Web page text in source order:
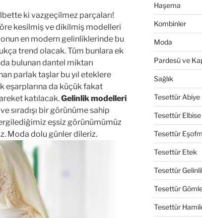
ki vazgeçilmez parçaları!
kesilmiş ve dikilmiş modelleri
en modern gelinliklerinde bu
trend olacak. Tüm bunlara ek
bulunan dantel miktarı
parlak taşlar bu yıl eteklere
eşarplarına da küçük fakat
katılacak.Gelinlik modelleri
sıradışı bir görünüme sahip
eşsiz görünümümüz
Moda dolu günler dileriz.
Haşema
Kombinler
Moda
Pardesü ve
Sağlık
Tesettür Abiye
Tesettür Elbise
Tesettür
Tesettür Etek
Tesettür
Tesettür
Tesettür